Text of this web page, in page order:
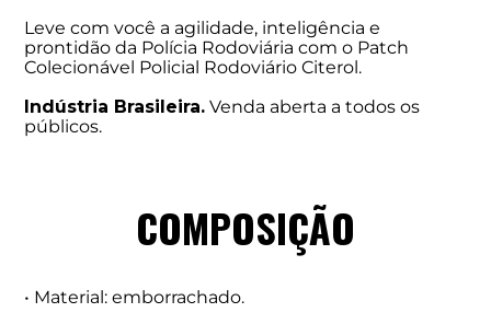
Leve com você a agilidade, inteligência e
prontidão da Polícia Rodoviária com o Patch
Colecionável Policial Rodoviário Citerol.
Indústria Brasileira. Venda aberta a todos os
públicos.
COMPOSIÇÃO
• Material: emborrachado.